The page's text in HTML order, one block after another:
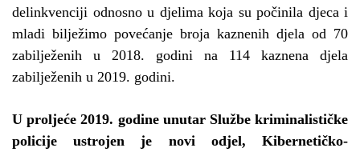
delinkvenciji odnosno u djelima koja su počinila djeca i
mladi bilježimo povećanje broja kaznenih djela od 70
zabilježenih u 2018. godini na 114 kaznena djela
zabilježenih u 2019. godini.
U proljeće 2019. godine unutar Službe kriminalističke
policije ustrojen je novi odjel, Kibernetičko-